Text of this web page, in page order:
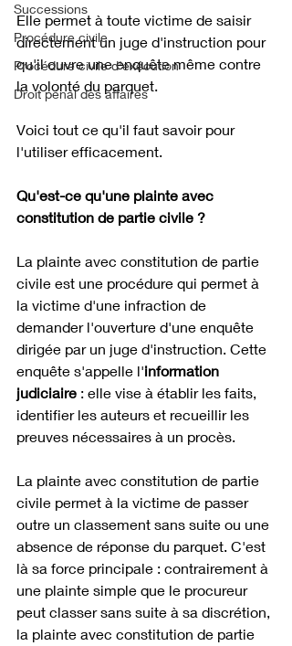
Successions
Procédure civile
Procédure civile d'exécution
Droit pénal des affaires
Elle permet à toute victime de saisir
directement un juge d'instruction pour
qu'il ouvre une enquête même contre
la volonté du parquet.
Voici tout ce qu'il faut savoir pour
l'utiliser efficacement.
Qu'est-ce qu'une plainte avec
constitution de partie civile ?
La plainte avec constitution de partie
civile est une procédure qui permet à
la victime d'une infraction de
demander l'ouverture d'une enquête
dirigée par un juge d'instruction. Cette
enquête s'appelle l'information
judiciaire : elle vise à établir les faits,
identifier les auteurs et recueillir les
preuves nécessaires à un procès.
La plainte avec constitution de partie
civile permet à la victime de passer
outre un classement sans suite ou une
absence de réponse du parquet. C'est
là sa force principale : contrairement à
une plainte simple que le procureur
peut classer sans suite à sa discrétion,
la plainte avec constitution de partie